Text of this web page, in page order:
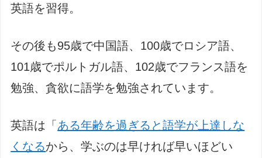
英語を習得。
その後も95歳で中国語、100歳でロシア語、
101歳でポルトガル語、102歳でフランス語を
勉強、貪欲に語学を勉強されています。
英語は「 ある年齢を過ぎると語学が上達しな
くなるから、学ぶのは早ければ早いほどい